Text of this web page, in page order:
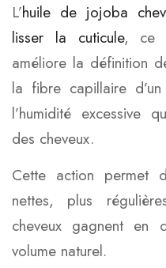
L’huile de jojoba
lisser la cuticule, ce
améliore la définition
la fibre capillaire
l’humidité excessive
des cheveux.
Cette action permet
nettes, plus
cheveux gagnent en
volume naturel.